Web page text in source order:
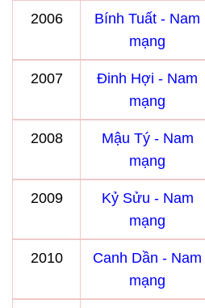
2006
Bính Tuất - Nam
mạng
2007
Đinh Hợi - Nam
mạng
2008
Mậu Tý - Nam
mạng
2009
Kỷ Sửu - Nam
mạng
2010
Canh Dần - Nam
mạng